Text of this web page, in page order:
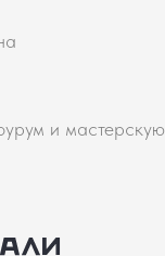
и мастерскую